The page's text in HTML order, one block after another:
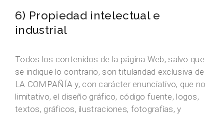
6) Propiedad intelectual e
industrial
Todos los contenidos de la página Web, salvo que
se indique lo contrario, son titularidad exclusiva de
LA COMPAÑÍA y, con carácter enunciativo, que no
limitativo, el diseño gráfico, código fuente, logos,
textos, gráficos, ilustraciones, fotografías, y